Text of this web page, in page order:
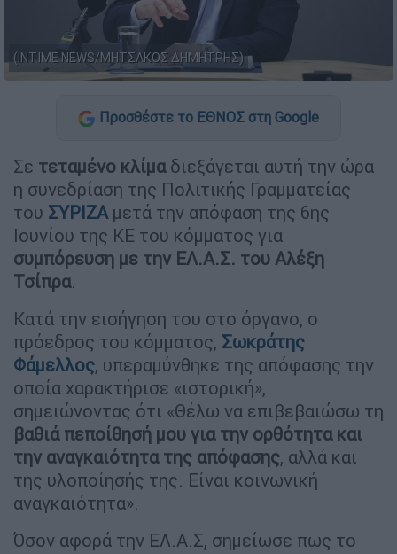
(INTIME NEWS/ΜΗΤΣΑΚΟΣ ΔΗΜΗΤΡΗΣ)
Προσθέστε το ΕΘΝΟΣ στη Google
Σε τεταμένο κλίμαδιεξάγεται αυτή την ώρα
η συνεδρίαση της Πολιτικής Γραμματείας
του ΣΥΡΙΖΑ μετά την απόφαση της 6ης
Ιουνίου της ΚΕ του κόμματος για
συμπόρευση με την ΕΛ.Α.Σ. του Αλέξη
Τσίπρα.
Κατά την εισήγηση του στο όργανο, ο
πρόεδρος του κόμματος, Σωκράτης
Φάμελλος, υπεραμύνθηκε της απόφασης την
οποία χαρακτήρισε «ιστορική»,
σημειώνοντας ότι «Θέλω να επιβεβαιώσω τη
βαθιά πεποίθησή μου για την ορθότητα και
την αναγκαιότητα της απόφασης, αλλά και
της υλοποίησής της. Είναι κοινωνική
αναγκαιότητα».
Όσον αφορά την ΕΛ.Α.Σ, σημείωσε πως το